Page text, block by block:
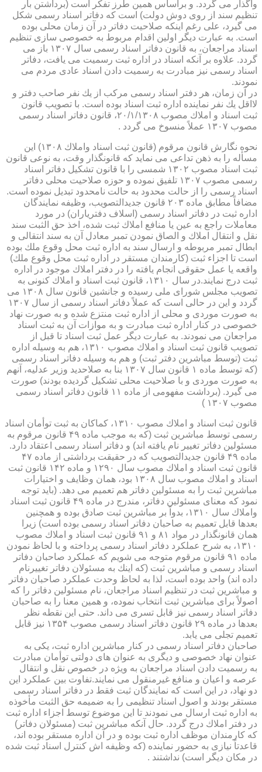
واگذار می گردد. و براساس همین طرز تفكر است (برداشتن بار
تنظیم سند از روی دوش دولت) است كه دفاتر اسناد رسمی شكل
می گیرد، علی رغم اینكه صلاحیت دفاتر در آن زمان محلی بوده
است. به عبارت دیگر اولین اقدام مربوط به خصوصی سازی تنظیم
اسناد مراجعان، به قانون دفاتر اسناد رسمی سال ۱۳۰۷ باز می
گردد. علاوه بر آنكه اسناد در اداره ثبت رسمیت می یافت، دفاتر
اسناد رسمی نیز مبادرت به رسمیت دادن اسناد عادی مردم می
نمودند.
در آن زمان، هر دفتر اسناد رسمی مركب از یك نفر صاحب دفتر و
لااقل یك نفر نماینده اداره ثبت اسناد بوده است. با تصویب قانون
ثبت اسناد و املاك مصوب ۲۰/۱/۱۳۰۸، قانون دفاتر اسناد رسمی
مصوب ۱۳۰۷ عملاً منسوخ می گردد .
نحوه نگارش قانون مرقوم (قانون ثبت اسناد واملاك ۱۳۰۸) این
مسأله را به ذهن تداعی می نماید كه قانونگذار وقت، به نوعی قانون
ثبت اسناد مصوب ۱۳۰۲ شمسی را با قانون تشكیل دفاتر اسناد
رسمی مصوب ۱۳۰۷ تلفیق نموده و حوزه صلاحیت محلی دفاتر
اسناد رسمی را از حالت محدود به حالت نامحدود تبدیل نموده است.
مضافاً مطابق ماده ۲۰۳ قانون جدیدالتصویب، وظیفه نمایندگان
اداره ثبت در دفاتر اسناد رسمی (اسلاف دفتریاران) در مورد
معاملات راجع به عین یا منافع املاك ثبت شده، اخذ حق الثبت سند
نقل و انتقال املاك و الصاق نمودن تمبر معادل آن به سند انتقالی و
ابطال تمبر مربوطه و ارسال سند به اداره ثبت محل وقوع ملك بوده
است تا اجزاء ثبت (كارمندان مستقر در اداره ثبت محل وقوع ملك)
واقعه یا عمل حقوقی انجام یافته را در دفتر املاك موجود در اداره
ثبت درج نمایند.در سال ۱۳۱۰، قانون ثبت اسناد و املاك كنونی به
تصویب مجلس شورای ملی رسیده و جانشین قانون سال ۱۳۰۸ می
گردد و این در حالی است كه عملاً دفاتر اسناد رسمی از سال ۱۳۰۷
به صورت موردی و محلی از اداره ثبت منتزع شده و به صورت نهاد
خصوصی در كنار اداره ثبت مبادرت و به موازات آن به ثبت اسناد
مراجعان می نمودند. به عبارت دیگر عمل ثبت اسناد تا قبل از
تصویب قانون ثبت اسناد و املاك مصوب ۱۳۱۰، هم به وسیله اداره
ثبت (توسط مباشرین دفتر ثبت) و هم به وسیله دفاتر اسناد رسمی
(كه توسط ماده ۱ قانون سال ۱۳۰۷ بنا به صلاحدید وزیر عدلیه، آنهم
به صورت موردی و با صلاحیت محلی تشكیل گردیده بودند) صورت
می گیرد. (برداشت مفهومی از ماده ۱۱ قانون دفاتر اسناد رسمی
مصوب ۱۳۰۷ )
قانون ثبت اسناد و املاك مصوب ۱۳۱۰، كماكان به ثبت توأمان اسناد
رسمی توسط مباشرین ثبت (كه به موجب ماده ۴۹ قانون مرقوم به
مسئولین دفاتر تغییر نام یافته اند) و دفاتر اسناد رسمی اعتقاد دارد.
ماده ۴۹ قانون جدیدالتصویب كه در حقیقت برداشتی از ماده ۴۷
قانون ثبت اسناد و املاك مصوب سال ۱۲۹۰ و ماده ۱۴۲ قانون ثبت
اسناد و املاك مصوب سال ۱۳۰۸ بود، همان وظایف و اختیارات
مباشرین ثبت را به مسئولین دفاتر هم تعمیم می دهد. (باید توجه
نمود كه معنای مسئولین دفاتر، مندرج در ماده ۴۹ قانون ثبت اسناد
واملاك سال ۱۳۱۰، بدواً بر مباشرین ثبت صادق بوده و همچنین
بعدها قابل تعمیم به صاحبان دفاتر اسناد رسمی بوده است) زیرا
همان قانونگذار در مواد ۸۱ و ۹۱ قانون ثبت اسناد و املاك مصوب
۱۳۱۰، به شرح عملكرد دفاتر اسناد رسمی پرداخته و با لحاظ نمودن
ماده ۹۱ قانون مرقوم متوجه می شویم كه عملكرد صاحبان دفاتر
اسناد رسمی و مباشرین ثبت (كه اینك به مسئولان دفاتر تغییرنام
داده اند) واحد بوده است، لذا به لحاظ وحدت عملكرد صاحبان دفاتر
و مباشرین ثبت در تنظیم اسناد مراجعان، نام مسئولین دفاتر را كه
اصولاً برای مباشرین ثبت انتخاب نموده، و همین معنا را به صاحبان
دفاتر اسناد رسمی نیز قابل تسری می داند. حتی این نقطه نظر
بعدها در ماده ۲۹ قانون دفاتر اسناد رسمی مصوب ۱۳۵۴ نیز قابل
تعمیم تجلی می یابد.
صاحبان دفاتر اسناد رسمی در كنار مباشرین اداره ثبت، یكی به
عنوان نهاد خصوصی و دیگری به عنوان های دولتی توأمان مبادرت
به رسمیت دادن اسناد مراجعان به ویژه در خصوص نقل و انتقال
عرصه و اعیان و منافع غیرمنقول می نمایند.تفاوت بین عملكرد این
دو نهاد، در این است كه نمایندگان ثبت فقط در دفاتر اسناد رسمی
مستقر بودند و اصول اسناد تنظیمی را به ضمیمه حق الثبت مأخوذه
به اداره ثبت ارسال می نمودند تا این موضوع توسط اجزاء اداره ثبت
در دفتر املاك درج گردد. حال آنكه مباشرین ثبت (مسئولان دفاتر)
كه كارمندان موظف اداره ثبت بوده و در آن اداره مستقر بوده اند،
قاعدتاً نیازی به حضور نماینده (كه وظیفه اش كنترل اسناد ثبت شده
در مكان دیگر است) نداشتند .